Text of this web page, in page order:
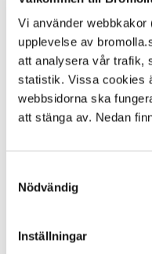
Vi använder
upplevelse av
att analysera vår trafik,
statistik. Vissa cookies
webbsidorna ska
att stänga av. Nedan
Nödvändig
Inställningar
återbruk) eller
möjlig ska
till exempel
(sopsortera),
ansvarar för att
produkter. Det
återvinnas ska det
Deponera
:
en soptipp (en